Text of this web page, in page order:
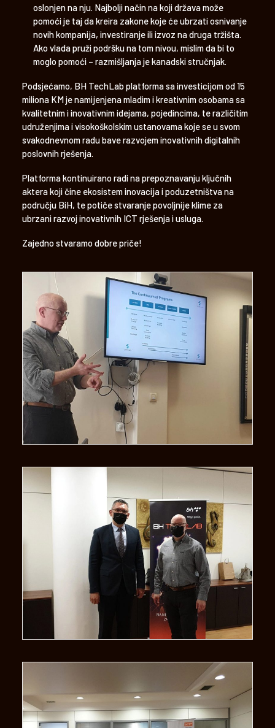
oslonjen na nju. Najbolji način na koji država može
pomoći je taj da kreira zakone koje će ubrzati osnivanje
novih kompanija, investiranje ili izvoz na druga tržišta.
Ako vlada pruži podršku na tom nivou, mislim da bi to
moglo pomoći – razmišljanja je kanadski stručnjak.
Podsjećamo, BH TechLab platforma sa investicijom od 15
miliona KM je namijenjena mladim i kreativnim osobama sa
kvalitetnim i inovativnim idejama, pojedincima, te različitim
udruženjima i visokoškolskim ustanovama koje se u svom
svakodnevnom radu bave razvojem inovativnih digitalnih
poslovnih rješenja.
Platforma kontinuirano radi na prepoznavanju ključnih
aktera koji čine ekosistem inovacija i poduzetništva na
području BiH, te potiče stvaranje povoljnije klime za
ubrzani razvoj inovativnih ICT rješenja i usluga.
Zajedno stvaramo dobre priče!